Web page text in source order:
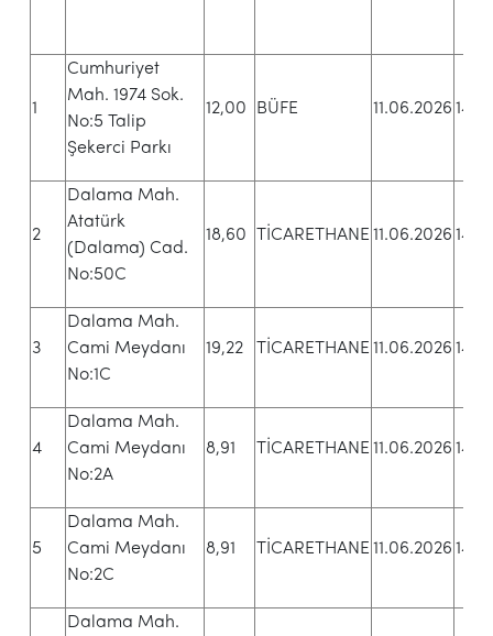
1
Cumhuriyet
Mah. 1974 Sok.
No:5 Talip
Şekerci Parkı
12,00 BÜFE 11.06.2026 14.10
2
Dalama Mah.
Atatürk
(Dalama) Cad.
No:50C
18,60 TİCARETHANE 11.06.2026 14.13
3
Dalama Mah.
Cami Meydanı
No:1C
19,22 TİCARETHANE 11.06.2026 14.16
4
Dalama Mah.
Cami Meydanı
No:2A
8,91 TİCARETHANE 11.06.2026 14.19
5
Dalama Mah.
Cami Meydanı
No:2C
8,91 TİCARETHANE 11.06.2026 14.22
Dalama Mah.